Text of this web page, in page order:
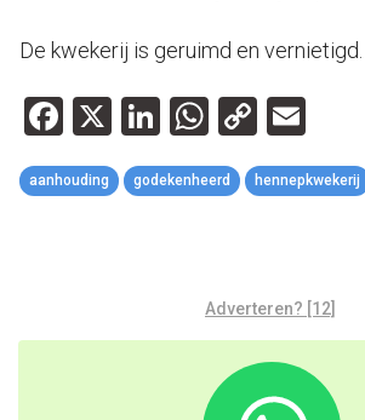
De kwekerij is geruimd en vernietigd.
Facebook
X LinkedIn
WhatsApp
Copy
Link
aanhouding godekenheerd hennepkwekerij
Adverteren? [12]